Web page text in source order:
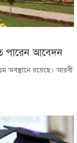
পারেন আবেদন
অবস্থানে রয়েছে। আরবী